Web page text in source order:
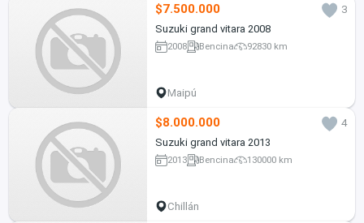
$7.500.000
3
Suzuki grand vitara 2008
2008 Bencina 92830 km
Maipú
$8.000.000
4
Suzuki grand vitara 2013
2013 Bencina 130000 km
Chillán